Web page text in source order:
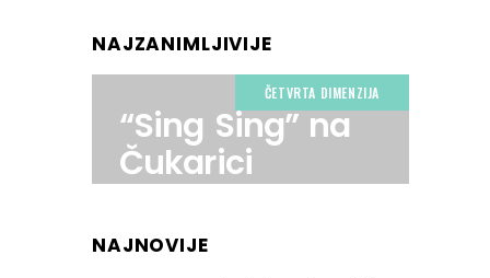
NAJZANIMLJIVIJE
ČETVRTA DIMENZIJA
“Sing Sing” na
Čukarici
NAJNOVIJE